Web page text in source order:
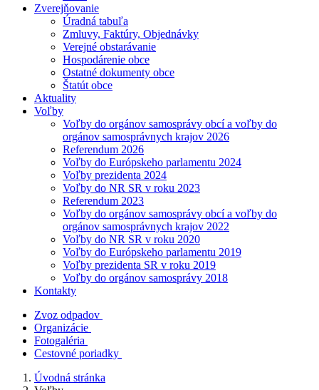
Zverejňovanie
Úradná tabuľa
Zmluvy, Faktúry, Objednávky
Verejné obstarávanie
Hospodárenie obce
Ostatné dokumenty obce
Štatút obce
Aktuality
Voľby
Voľby do orgánov samosprávy obcí a voľby do
orgánov samosprávnych krajov 2026
Referendum 2026
Voľby do Európskeho parlamentu 2024
Voľby prezidenta 2024
Voľby do NR SR v roku 2023
Referendum 2023
Voľby do orgánov samosprávy obcí a voľby do
orgánov samosprávnych krajov 2022
Voľby do NR SR v roku 2020
Voľby do Európskeho parlamentu 2019
Voľby prezidenta SR v roku 2019
Voľby do orgánov samosprávy 2018
Kontakty
Zvoz odpadov
Organizácie
Fotogaléria
Cestovné poriadky
Úvodná stránka